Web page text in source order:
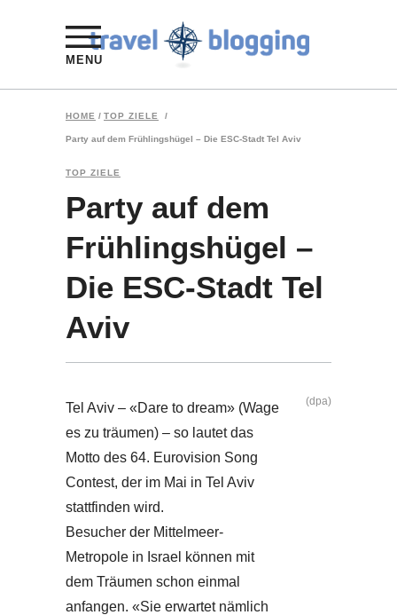
MENU
HOME / TOP ZIELE /
Party auf dem Frühlingshügel – Die ESC-Stadt Tel Aviv
TOP ZIELE
Party auf dem
Frühlingshügel –
Die ESC-Stadt Tel
Aviv
Tel Aviv – «Dare to dream» (Wage
es zu träumen) – so lautet das
Motto des 64. Eurovision Song
Contest, der im Mai in Tel Aviv
stattfinden wird.
Besucher der Mittelmeer-
Metropole in Israel können mit
dem Träumen schon einmal
anfangen. «Sie erwartet nämlich
(dpa)